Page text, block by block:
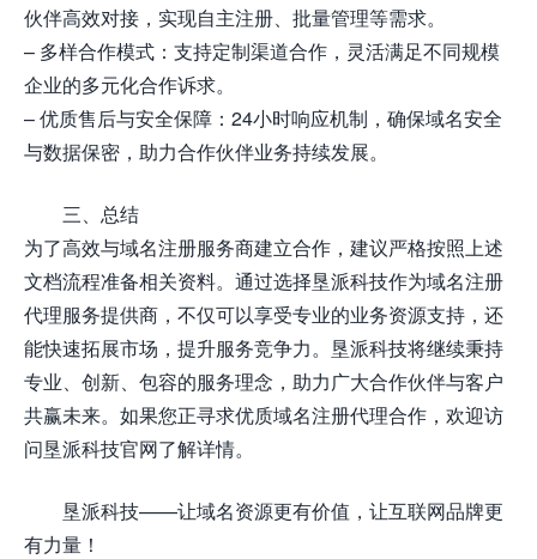
伙伴高效对接，实现自主注册、批量管理等需求。
– 多样合作模式：支持定制渠道合作，灵活满足不同规模
企业的多元化合作诉求。
– 优质售后与安全保障：24小时响应机制，确保域名安全
与数据保密，助力合作伙伴业务持续发展。
三、总结
为了高效与域名注册服务商建立合作，建议严格按照上述
文档流程准备相关资料。通过选择垦派科技作为域名注册
代理服务提供商，不仅可以享受专业的业务资源支持，还
能快速拓展市场，提升服务竞争力。垦派科技将继续秉持
专业、创新、包容的服务理念，助力广大合作伙伴与客户
共赢未来。如果您正寻求优质域名注册代理合作，欢迎访
问垦派科技官网了解详情。
垦派科技——让域名资源更有价值，让互联网品牌更
有力量！